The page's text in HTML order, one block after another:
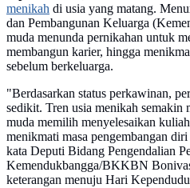
menikah di usia yang matang.
dan Pembangunan Keluarga
muda menunda pernikahan untuk
membangun karier, hingga
sebelum berkeluarga.
"Berdasarkan status perkawinan,
sedikit. Tren usia menikah semakin
muda memilih menyelesaikan
menikmati masa pengembangan
kata Deputi Bidang Pengendalian
Kemendukbangga/BKKBN
keterangan menuju Hari